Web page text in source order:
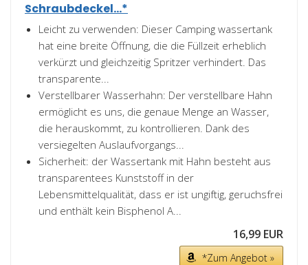
Schraubdeckel...*
Leicht zu verwenden: Dieser Camping wassertank
hat eine breite Öffnung, die die Füllzeit erheblich
verkürzt und gleichzeitig Spritzer verhindert. Das
transparente...
Verstellbarer Wasserhahn: Der verstellbare Hahn
ermöglicht es uns, die genaue Menge an Wasser,
die herauskommt, zu kontrollieren. Dank des
versiegelten Auslaufvorgangs...
Sicherheit: der Wassertank mit Hahn besteht aus
transparentees Kunststoff in der
Lebensmittelqualität, dass er ist ungiftig, geruchsfrei
und enthält kein Bisphenol A...
16,99 EUR
*Zum Angebot »